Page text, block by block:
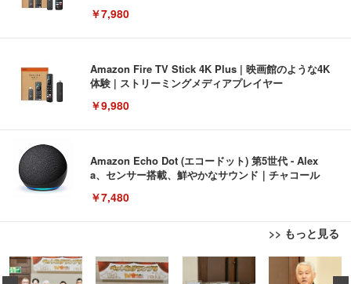
￥7,980
Amazon Fire TV Stick 4K Plus | 映画館のような4K
体験 | ストリーミングメディアプレイヤー
￥9,980
Amazon Echo Dot (エコードット) 第5世代 - Alex
a、センサー搭載、鮮やかなサウンド｜チャコール
￥7,480
>> もっと見る
[EdoErgo] オフィスチェア 椅子 テレワーク 疲れな
い 跳ね上げ式アームレスト コンパクト 約105度ロッ
EIZO ビジネス向けプレミアムモニター | FlexScan
EV3240X-WT | 31.5型4K UHD・USB Type-C・ホワ
Amazonベーシック ペットシーツ 薄型 レギュラー 1